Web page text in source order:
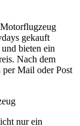
gekauft
bieten ein
Nach dem
Mail oder Post
nur ein